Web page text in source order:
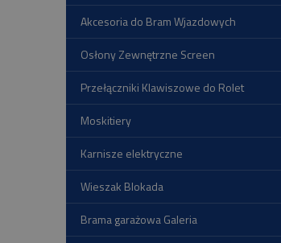
Akcesoria do Bram Wjazdowych
Osłony Zewnętrzne Screen
Przełączniki Klawiszowe do Rolet
Moskitiery
Karnisze elektryczne
Wieszak Blokada
Brama garażowa Galeria